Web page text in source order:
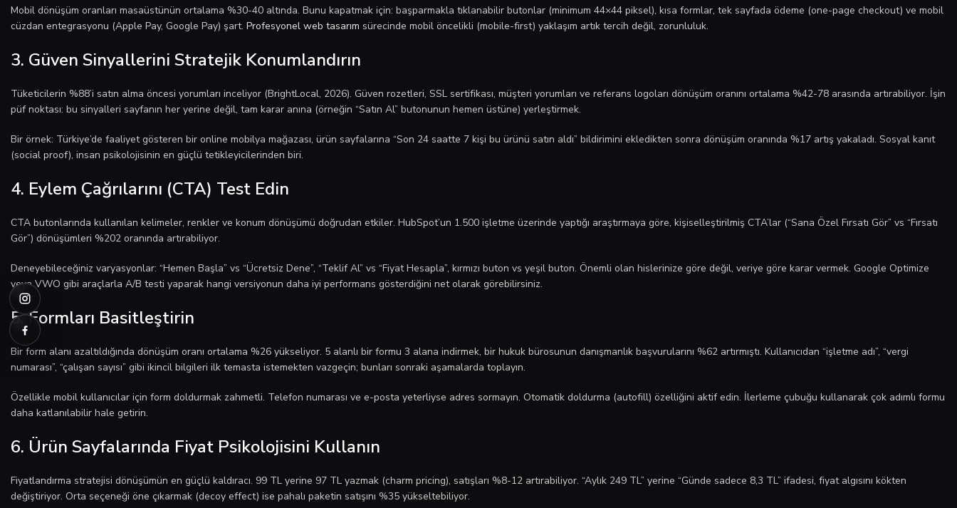
Mobil dönüşüm oranları masaüstünün ortalama %30-40 altında. Bunu kapatmak için: başparmakla tıklanabilir butonlar (minimum 44×44 piksel), kısa formlar, tek sayfada ödeme (one-page checkout) ve mobil
cüzdan entegrasyonu (Apple Pay, Google Pay) şart. Profesyonel web tasarım sürecinde mobil öncelikli (mobile-first) yaklaşım artık tercih değil, zorunluluk.
3. Güven Sinyallerini Stratejik Konumlandırın
Tüketicilerin %88’i satın alma öncesi yorumları inceliyor (BrightLocal, 2026). Güven rozetleri, SSL sertifikası, müşteri yorumları ve referans logoları dönüşüm oranını ortalama %42-78 arasında artırabiliyor. İşin
püf noktası: bu sinyalleri sayfanın her yerine değil, tam karar anına (örneğin “Satın Al” butonunun hemen üstüne) yerleştirmek.
Bir örnek: Türkiye’de faaliyet gösteren bir online mobilya mağazası, ürün sayfalarına “Son 24 saatte 7 kişi bu ürünü satın aldı” bildirimini ekledikten sonra dönüşüm oranında %17 artış yakaladı. Sosyal kanıt
(social proof), insan psikolojisinin en güçlü tetikleyicilerinden biri.
4. Eylem Çağrılarını (CTA) Test Edin
CTA butonlarında kullanılan kelimeler, renkler ve konum dönüşümü doğrudan etkiler. HubSpot’un 1.500 işletme üzerinde yaptığı araştırmaya göre, kişiselleştirilmiş CTA’lar (“Sana Özel Fırsatı Gör” vs “Fırsatı
Gör”) dönüşümleri %202 oranında artırabiliyor.
Deneyebileceğiniz varyasyonlar: “Hemen Başla” vs “Ücretsiz Dene”, “Teklif Al” vs “Fiyat Hesapla”, kırmızı buton vs yeşil buton. Önemli olan hislerinize göre değil, veriye göre karar vermek. Google Optimize
veya VWO gibi araçlarla A/B testi yaparak hangi versiyonun daha iyi performans gösterdiğini net olarak görebilirsiniz.
5. Formları Basitleştirin
Bir form alanı azaltıldığında dönüşüm oranı ortalama %26 yükseliyor. 5 alanlı bir formu 3 alana indirmek, bir hukuk bürosunun danışmanlık başvurularını %62 artırmıştı. Kullanıcıdan “işletme adı”, “vergi
numarası”, “çalışan sayısı” gibi ikincil bilgileri ilk temasta istemekten vazgeçin; bunları sonraki aşamalarda toplayın.
Özellikle mobil kullanıcılar için form doldurmak zahmetli. Telefon numarası ve e-posta yeterliyse adres sormayın. Otomatik doldurma (autofill) özelliğini aktif edin. İlerleme çubuğu kullanarak çok adımlı formu
daha katlanılabilir hale getirin.
6. Ürün Sayfalarında Fiyat Psikolojisini Kullanın
Fiyatlandırma stratejisi dönüşümün en güçlü kaldıracı. 99 TL yerine 97 TL yazmak (charm pricing), satışları %8-12 artırabiliyor. “Aylık 249 TL” yerine “Günde sadece 8,3 TL” ifadesi, fiyat algısını kökten
değiştiriyor. Orta seçeneği öne çıkarmak (decoy effect) ise pahalı paketin satışını %35 yükseltebiliyor.